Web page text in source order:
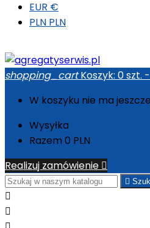
EUR €
PLN PLN
shopping_cart Koszyk: 0szt.
W koszyku nie ma
Wysyłka
Razem 0 PLN
Realizuj zamówienie 


